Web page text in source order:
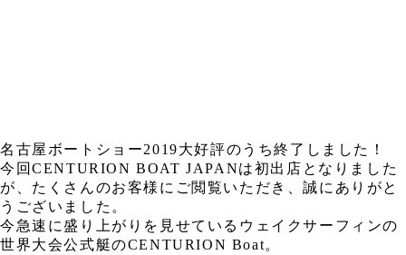
名古屋ボートショー2019大好評のうち終了しました！
今回CENTURION BOAT JAPANは初出店となりました
が、たくさんのお客様にご閲覧いただき、誠にありがと
うございました。
今急速に盛り上がりを見せているウェイクサーフィンの
世界大会公式艇のCENTURION Boat。